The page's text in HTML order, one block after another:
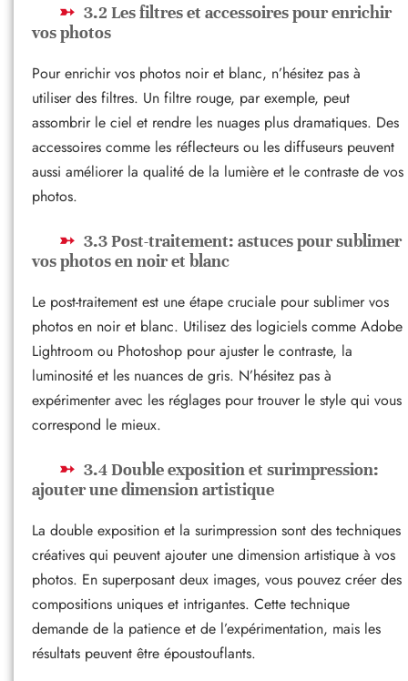
3.2 Les filtres et accessoires pour enrichir
vos photos
Pour enrichir vos photos noir et blanc, n’hésitez pas à
utiliser des filtres. Un filtre rouge, par exemple, peut
assombrir le ciel et rendre les nuages plus dramatiques. Des
accessoires comme les réflecteurs ou les diffuseurs peuvent
aussi améliorer la qualité de la lumière et le contraste de vos
photos.
3.3 Post-traitement: astuces pour sublimer
vos photos en noir et blanc
Le post-traitement est une étape cruciale pour sublimer vos
photos en noir et blanc. Utilisez des logiciels comme Adobe
Lightroom ou Photoshop pour ajuster le contraste, la
luminosité et les nuances de gris. N’hésitez pas à
expérimenter avec les réglages pour trouver le style qui vous
correspond le mieux.
3.4 Double exposition et surimpression:
ajouter une dimension artistique
La double exposition et la surimpression sont des techniques
créatives qui peuvent ajouter une dimension artistique à vos
photos. En superposant deux images, vous pouvez créer des
compositions uniques et intrigantes. Cette technique
demande de la patience et de l’expérimentation, mais les
résultats peuvent être époustouflants.